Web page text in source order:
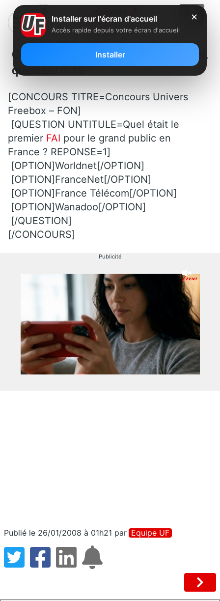
Concours Univers Freebox – FON,
question n°19
[CONCOURS TITRE=Concours Univers
Freebox – FON]
[QUESTION UNTITULE=Quel était le
premier FAI pour le grand public en
France ? REPONSE=1]
[OPTION]Worldnet[/OPTION]
[OPTION]FranceNet[/OPTION]
[OPTION]France Télécom[/OPTION]
[OPTION]Wanadoo[/OPTION]
[/QUESTION]
[/CONCOURS]
Publicité
Publié le 26/01/2008 à 01h21 par Equipe UF
✕
Installer sur l'écran d'accueil
Accès rapide depuis votre écran d'accueil
Installer